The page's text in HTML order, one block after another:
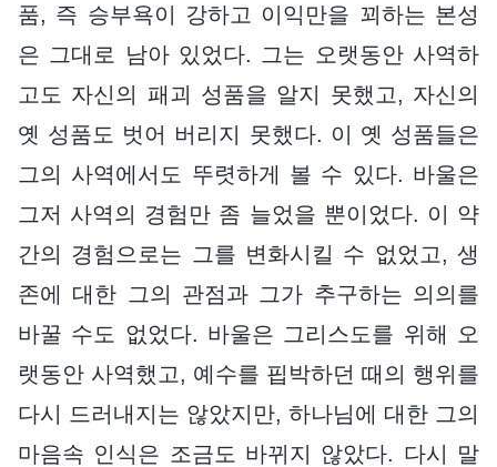
품, 즉 승부욕이 강하고 이익만을 꾀하는 본성
은 그대로 남아 있었다. 그는 오랫동안 사역하
고도 자신의 패괴 성품을 알지 못했고, 자신의
옛 성품도 벗어 버리지 못했다. 이 옛 성품들은
그의 사역에서도 뚜렷하게 볼 수 있다. 바울은
그저 사역의 경험만 좀 늘었을 뿐이었다. 이 약
간의 경험으로는 그를 변화시킬 수 없었고, 생
존에 대한 그의 관점과 그가 추구하는 의의를
바꿀 수도 없었다. 바울은 그리스도를 위해 오
랫동안 사역했고, 예수를 핍박하던 때의 행위를
다시 드러내지는 않았지만, 하나님에 대한 그의
마음속 인식은 조금도 바뀌지 않았다. 다시 말